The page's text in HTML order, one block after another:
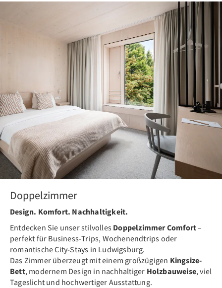
Doppelzimmer
Design. Komfort. Nachhaltigkeit.
Entdecken Sie unser stilvolles Doppelzimmer Comfort–
perfekt für Business-Trips, Wochenendtrips oder
romantische City-Stays in Ludwigsburg.
Das Zimmer überzeugt mit einem großzügigen Kingsize-
Bett, modernem Design in nachhaltiger Holzbauweise, viel
Tageslicht und hochwertiger Ausstattung.